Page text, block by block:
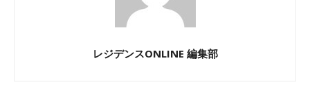
レジデンスONLINE 編集部